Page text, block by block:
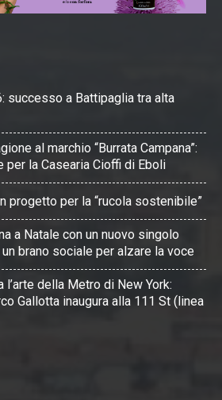
successo a Battipaglia tra alta
al marchio “Burrata Campana”:
per la Casearia Cioffi di Eboli
progetto per la “rucola sostenibile”
a Natale con un nuovo singolo
un brano sociale per alzare la voce
della Metro di New York:
Gallotta inaugura alla 111 St (linea